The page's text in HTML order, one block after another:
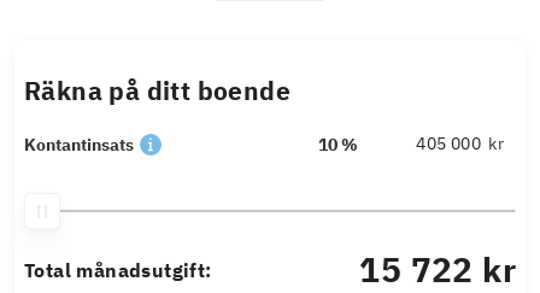
Räkna på ditt boende
Kontantinsats 10 % kr
Total månadsutgift: 15 722 kr